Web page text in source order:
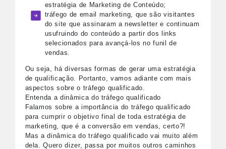
estratégia de Marketing de Conteúdo;
tráfego de email marketing, que são visitantes
do site que assinaram a newsletter e continuam
usufruindo do conteúdo a partir dos links
selecionados para avançá-los no funil de
vendas.
Ou seja, há diversas formas de gerar uma estratégia
de qualificação. Portanto, vamos adiante com mais
aspectos sobre o tráfego qualificado.
Entenda a dinâmica do tráfego qualificado
Falamos sobre a importância do tráfego qualificado
para cumprir o objetivo final de toda estratégia de
marketing, que é a conversão em vendas, certo?!
Mas a dinâmica do tráfego qualificado vai muito além
dela. Quero dizer, passa por muitos outros caminhos